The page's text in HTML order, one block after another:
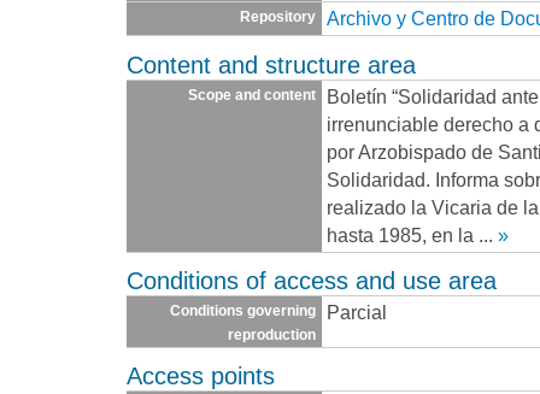
Repository Archivo y Centro de
Content and structure area
Scope and content
Boletín “Solidaridad
irrenunciable derecho a
por Arzobispado de
Solidaridad. Informa
realizado la Vicaria de
hasta 1985, en la
»
Conditions of access and use area
Conditions governing
reproduction
Parcial
Access points